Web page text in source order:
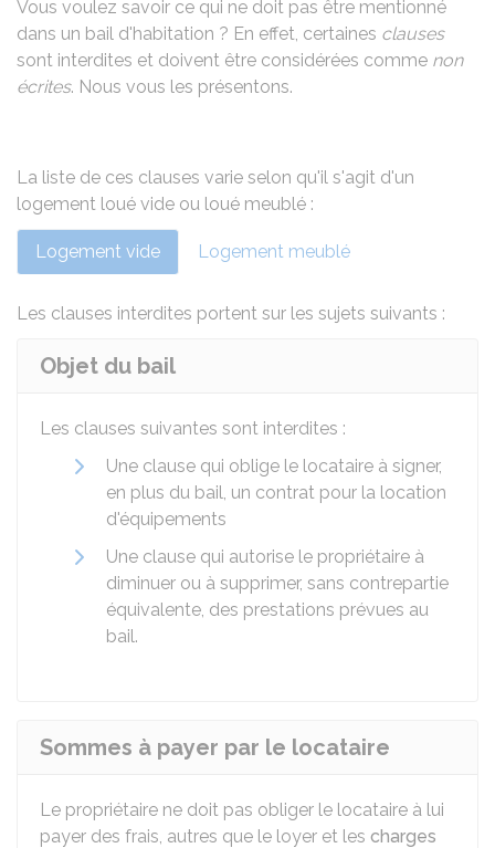
Vous voulez savoir ce qui ne doit pas être mentionné
dans un bail d'habitation ? En effet, certaines clauses
sont interdites et doivent être considérées comme non
écrites. Nous vous les présentons.
La liste de ces clauses varie selon qu'il s'agit d'un
logement loué vide ou loué meublé :
Logement vide Logement meublé
Les clauses interdites portent sur les sujets suivants :
Objet du bail
Les clauses suivantes sont interdites :
Une clause qui oblige le locataire à signer,
en plus du bail, un contrat pour la location
d'équipements
Une clause qui autorise le propriétaire à
diminuer ou à supprimer, sans contrepartie
équivalente, des prestations prévues au
bail.
Sommes à payer par le locataire
Le propriétaire ne doit pas obliger le locataire à lui
payer des frais, autres que le loyer et les charges